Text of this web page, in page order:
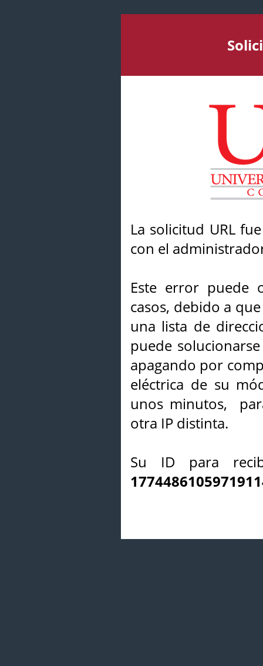
La solicitud URL
con el
Este error puede
casos, debido a
una lista de
puede
apagando por
eléctrica de su
unos minutos,
otra IP distinta.
Su ID para